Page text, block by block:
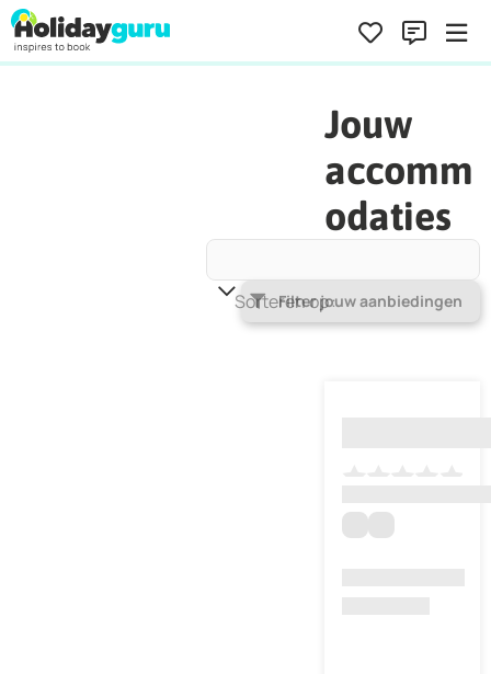
Jouw
accomm
odaties
Filter jouw aanbiedingen
Sorteren op Populariteit